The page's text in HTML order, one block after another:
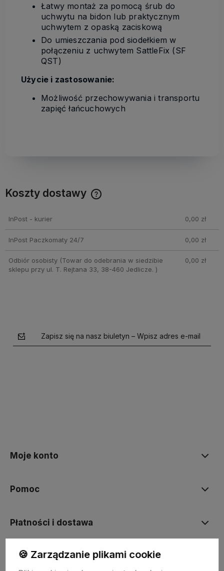
Łatwy montaż za pomocą śrub do
uchwytu na bidon lub praktycznym
uchwytem z opaską zaciskową
Do umieszczania pod siodełkiem w
połączeniu z uchwytem SattleFix (SF
QST)
Użycie i zastosowanie:
Możliwość przechowywania i transportu
zapięć łańcuchowych
Koszty dostawy
InPost - kurier 0,00 zł
InPost Paczkomaty 24/7 0,00 zł
Odbiór osobisty(Towar do odebrania w siedzibie
sklepu przy ul. T. Rejtana 33, 38-460 Jedlicze. )
0,00 zł
Zapisz się na nasz biuletyn – Wpisz adres e-mail
Moje konto
Pomoc
Płatności i dostawa
Informacje
🍪 Zarządzanie plikami cookie